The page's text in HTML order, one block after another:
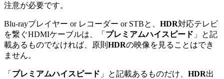
注意が必要です。
Blu-rayプレイヤー or レコーダー or STBと、 HDR対応テレビ
を繋ぐHDMIケーブルは、「 プレミアムハイスピード 」と記
載あるものでなければ、原則 HDRの映像を見ることはでき
ません。
「 プレミアムハイスピード 」と記載あるものだけ、 HDR出